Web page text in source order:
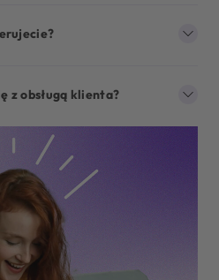
z obsługą klienta?